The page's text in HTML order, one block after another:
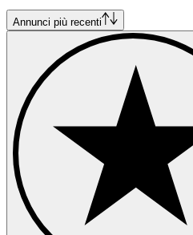
Ford Capri
Ford Cortina
Ford Escort
Ford F-Series
Ford Fiesta
Ford GT40
Ford Mustang
Ford Sierra
Ford Taunus
Annunci più recenti